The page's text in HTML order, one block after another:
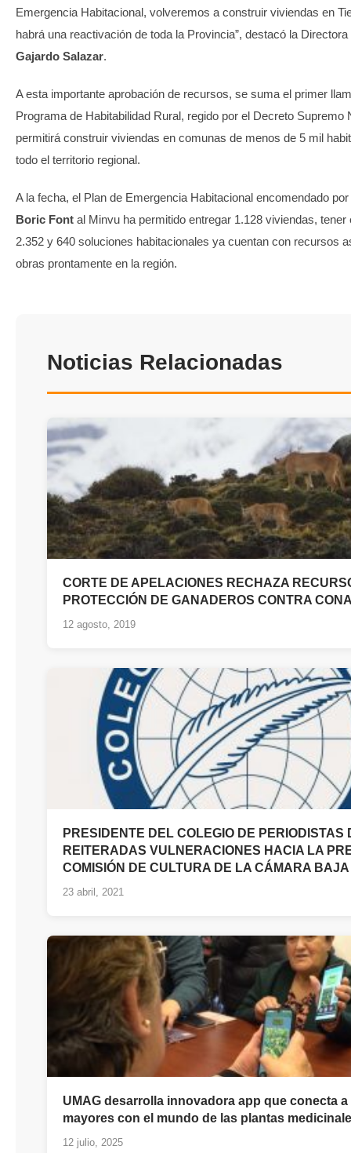
Emergencia Habitacional, volveremos a construir viviendas en
habrá una reactivación de toda la Provincia”, destacó la
Gajardo Salazar.
A esta importante aprobación de recursos, se suma el primer
Programa de Habitabilidad Rural, regido por el Decreto Supremo
permitirá construir viviendas en comunas de menos de 5 mil
todo el territorio regional.
A la fecha, el Plan de Emergencia Habitacional encomendado
Boric Font al Minvu ha permitido entregar 1.128 viviendas,
2.352 y 640 soluciones habitacionales ya cuentan con recursos
obras prontamente en la región.
Noticias Relacionadas
CORTE DE APELACIONES RECHAZA
PROTECCIÓN DE GANADEROS CONTRA
12 agosto, 2019
PRESIDENTE DEL COLEGIO DE PERIODISTAS
REITERADAS VULNERACIONES HACIA LA
COMISIÓN DE CULTURA DE LA CÁMARA BAJA
23 abril, 2021
UMAG desarrolla innovadora app que conecta
mayores con el mundo de las plantas
12 julio, 2025